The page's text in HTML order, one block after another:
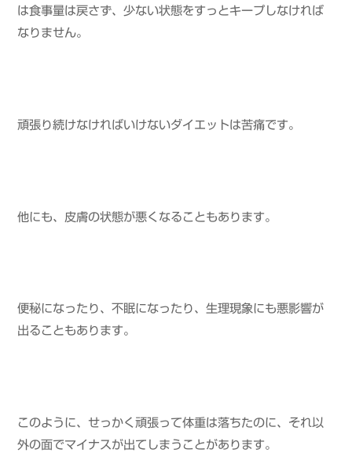
は食事量は戻さず、少ない状態をすっとキープしなければ
なりません。
頑張り続けなければいけないダイエットは苦痛です。
他にも、皮膚の状態が悪くなることもあります。
便秘になったり、不眠になったり、生理現象にも悪影響が
出ることもあります。
このように、せっかく頑張って体重は落ちたのに、それ以
外の面でマイナスが出てしまうことがあります。